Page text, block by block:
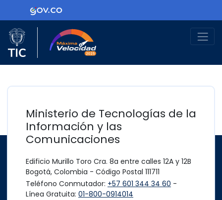
Ir al contenido principalLogo Gobierno de Colombia
Logo del Ministerio TIC
Ministerio de Tecnologías de la
Información y las
Comunicaciones
Edificio Murillo Toro Cra. 8a entre calles 12A y 12B
Bogotá, Colombia - Código Postal 111711
Teléfono Conmutador: +57 601 344 34 60 -
Línea Gratuita: 01-800-0914014